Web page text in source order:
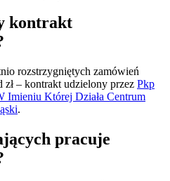
kontrakt
rozstrzygniętych zamówień
– kontrakt udzielony przez Pkp
Której Działa Centrum
.
pracuje